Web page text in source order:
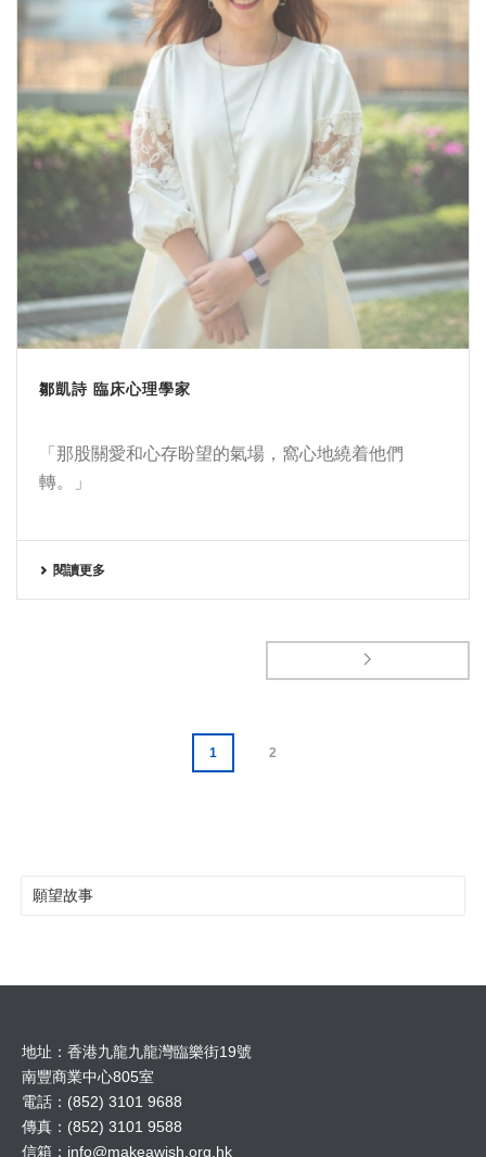
鄒凱詩 臨床心理學家
「那股關愛和心存盼望的氣場，窩心地繞着他們
轉。」
閱讀更多
1 2
願望故事
地址：香港九龍九龍灣臨樂街19號
南豐商業中心805室
電話：(852) 3101 9688
傳真：(852) 3101 9588
信箱： info@makeawish.org.hk